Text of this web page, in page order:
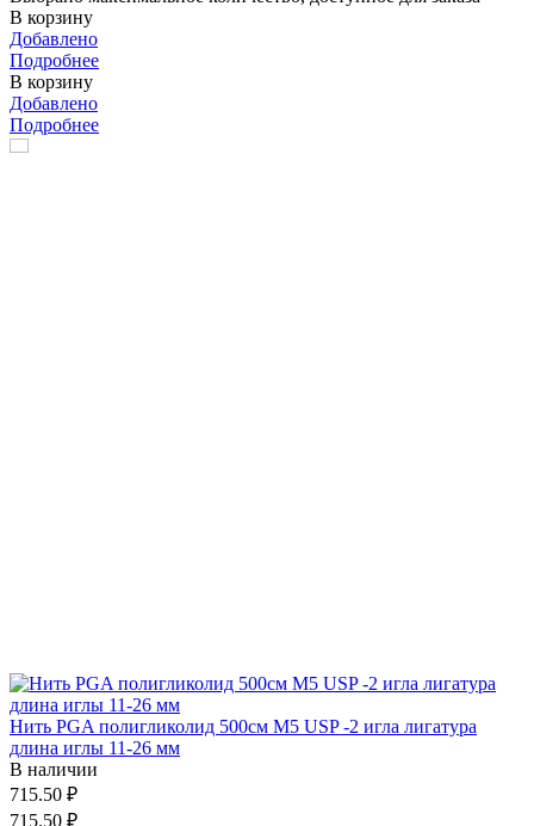
В корзину
Добавлено
Подробнее
В корзину
Добавлено
Подробнее
Нить PGA полигликолид 500см М5 USP -2 игла лигатура
длина иглы 11-26 мм
В наличии
715.50 ₽
715.50 ₽